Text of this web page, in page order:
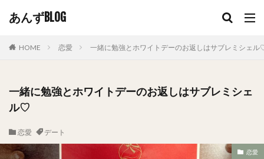
あんずBLOG
HOME 恋愛 一緒に勉強とホワイトデーのお返しはサブレミシェ
一緒に勉強とホワイトデーのお返しはサブレミシェ
ル♡
恋愛 デート
恋愛